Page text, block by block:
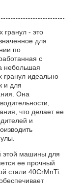
гранул - это
для
по
с
небольшая
гранул идеально
и для
Она
что делает ее
и
этой машины для
ее прочный
стали 40CrMnTi.